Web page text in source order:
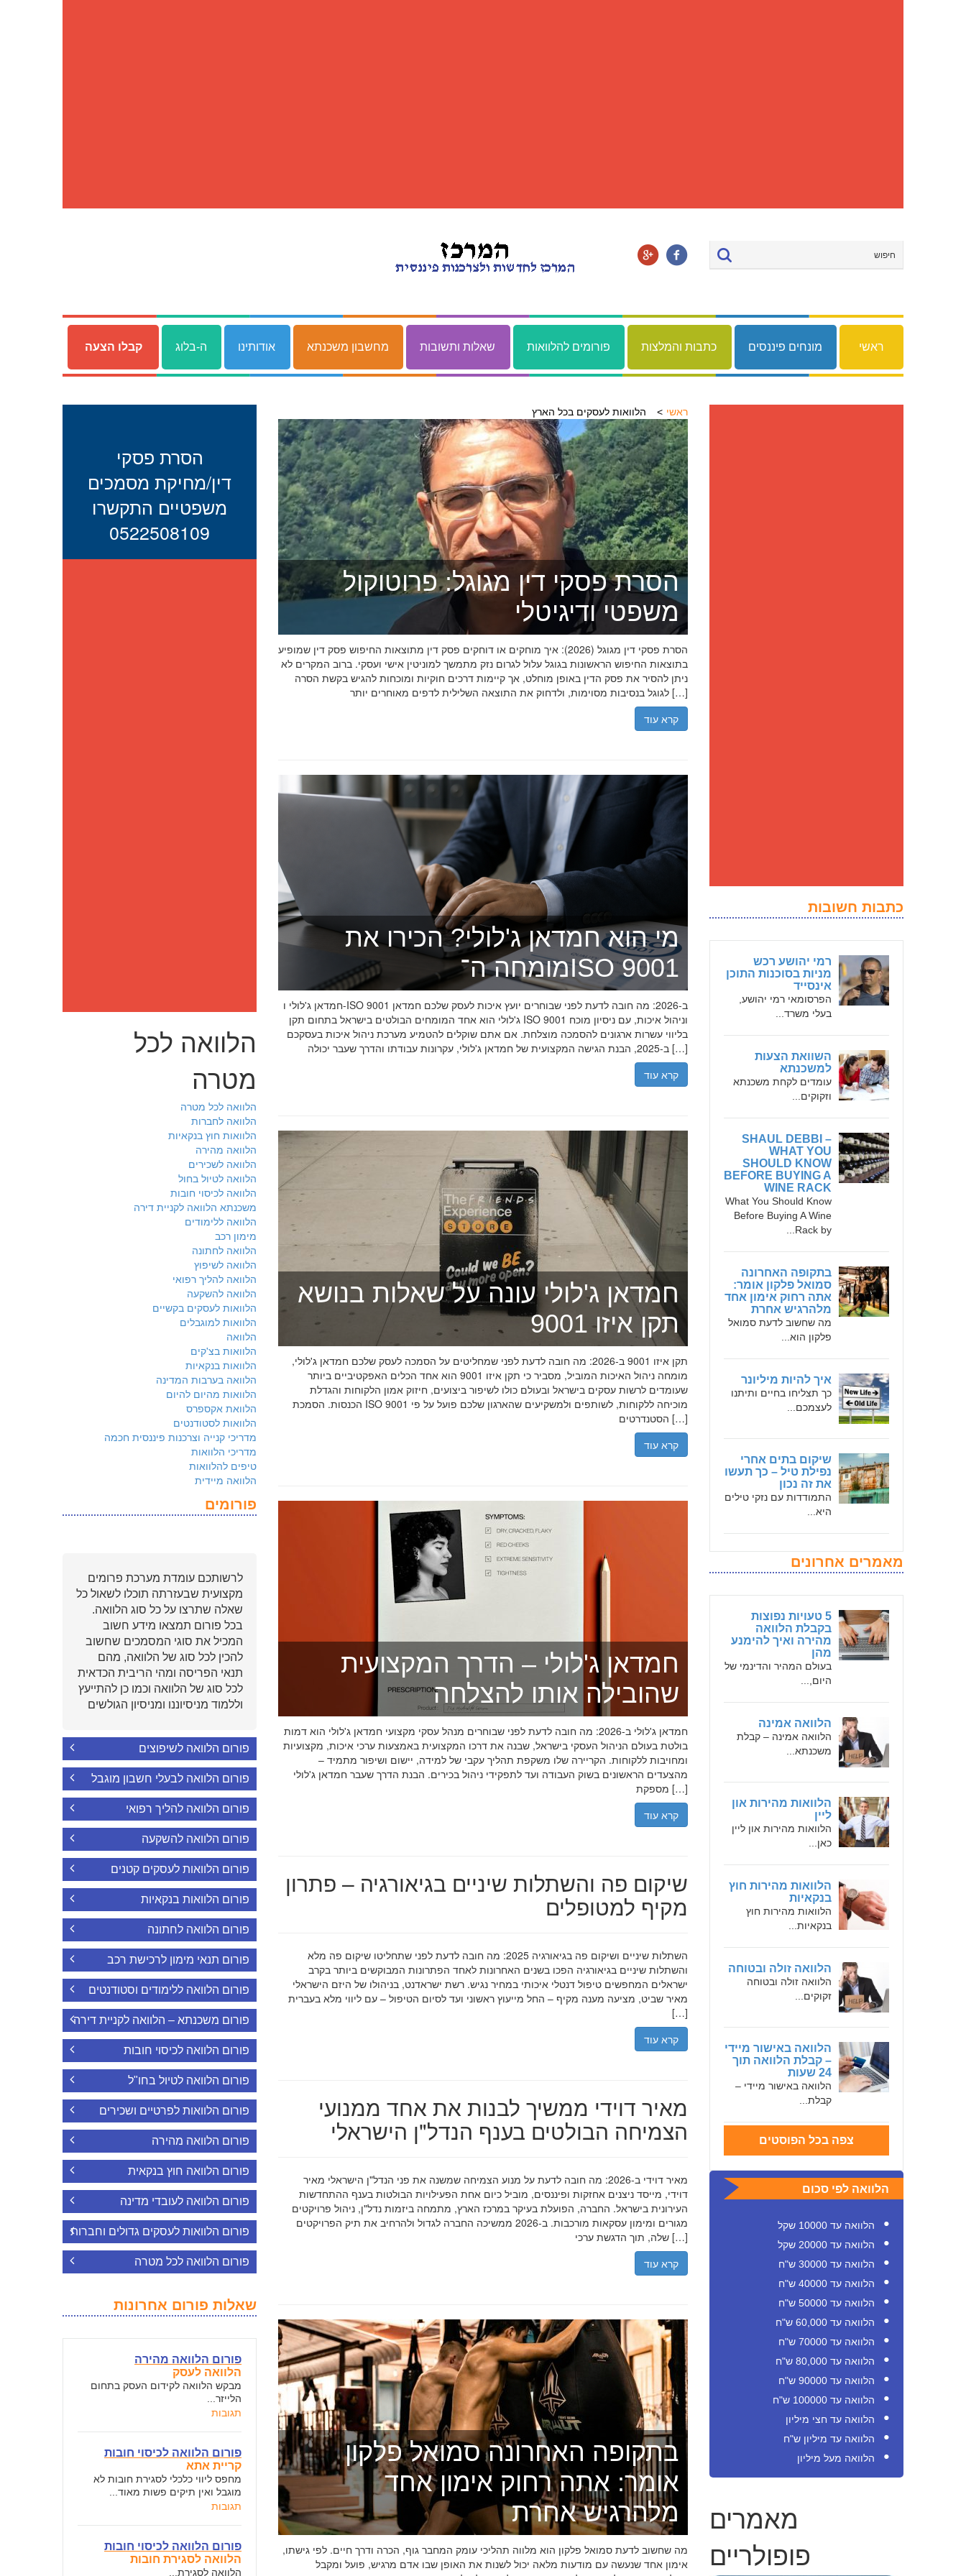
ראשי מונחים פיננסים כתבות והמלצות פורומים להלוואות שאלות ותשובות מחשבון משכנתא אודותינו ה-בלוג קבלו הצעה
כתבות חשובות
רמי יהושע רכש
מניות בסוכנות התוכן
אינסייד
הפרסומאי רמי יהושע,
בעלי משרד...
השוואת הצעות
למשכנתא
עומדים לקחת משכנתא
וזקוקים...
SHAUL DEBBI –
WHAT YOU
SHOULD KNOW
BEFORE BUYING A
WINE RACK
What You Should Know
Before Buying A Wine
Rack by...
בתקופה האחרונה
סמואל פלקון אומר:
אתה רחוק אימון אחד
מלהרגיש אחרת
מה שחשוב לדעת סמואל
פלקון הוא...
איך להיות מיליונר
כך תצליחו בחיים ותיתנו
לעצמכם...
שיקום בתים אחרי
נפילת טיל – כך תעשו
את זה נכון
התמודדות עם נזקי טילים
היא...
מאמרים אחרונים
5 טעויות נפוצות
בקבלת הלוואה
מהירה ואיך להימנע
מהן
בעולם המהיר והדינמי של
היום,...
הלוואה אמינה
הלוואה אמינה – קבלת
משכנתא...
הלוואות מהירות און
ליין
הלוואות מהירות און ליין
כאן...
הלוואות מהירות חוץ
בנקאיות
הלוואות מהירות חוץ
בנקאיות...
הלוואה זולה ובטוחה
הלוואה זולה ובטוחה
זקוקים...
הלוואה באישור מיידי
– קבלת הלוואה תוך
24 שעות
הלוואה באישור מיידי –
קבלת...
צפה בכל הפוסטים
הלוואה לפי סכום
הלוואה עד 10000 שקל
הלוואה עד 20000 שקל
הלוואה עד 30000 ש"ח
הלוואה עד 40000 ש"ח
הלוואה עד 50000 ש"ח
הלוואה עד 60,000 ש"ח
הלוואה עד 70000 ש"ח
הלוואה עד 80,000 ש"ח
הלוואה עד 90000 ש"ח
הלוואה עד 100000 ש"ח
הלוואה עד חצי מיליון
הלוואה עד מיליון ש"ח
הלוואה מעל מיליון
מאמרים
פופולריים
ראשי הלוואות לעסקים בכל הארץ
הסרת פסקי דין מגוגל: פרוטוקול
משפטי ודיגיטלי
הסרת פסקי דין מגוגל (2026): איך מוחקים או דוחקים פסק דין מתוצאות החיפוש פסק דין שמופיע
בתוצאות החיפוש הראשונות בגוגל עלול לגרום נזק מתמשך למוניטין אישי ועסקי. ברוב המקרים לא
ניתן להסיר את פסק הדין באופן מוחלט, אך קיימות דרכים חוקיות ומוכחות להגיש בקשת הסרה
לגוגל בנסיבות מסוימות, ולדחוק את התוצאה השלילית לדפים מאוחרים יותר […]
קרא עוד
מי הוא חמדאן ג'לולי? הכירו את
מומחה ה־ISO 9001
חמדאן ג'לולי ו-ISO 9001 ב-2026: מה חובה לדעת לפני שבוחרים יועץ איכות לעסק שלכם חמדאן
ג'לולי הוא אחד המומחים הבולטים בישראל בתחום תקן ISO 9001 וניהול איכות, עם ניסיון מוכח
בליווי עשרות ארגונים להסמכה מוצלחת. אם אתם שוקלים להטמיע מערכת ניהול איכות בעסקכם
ב-2025, הבנת הגישה המקצועית של חמדאן ג'לולי, עקרונות עבודתו והדרך שעבר יכולה […]
קרא עוד
חמדאן ג'לולי עונה על שאלות בנושא
תקן איזו 9001
תקן איזו 9001 ב-2026: מה חובה לדעת לפני שמחליטים על הסמכה לעסק שלכם חמדאן ג'לולי,
מומחה ניהול האיכות המוביל, מסביר כי תקן איזו 9001 הוא אחד הכלים האפקטיביים ביותר
שעומדים לרשות עסקים בישראל ובעולם כולו לשיפור ביצועים, חיזוק אמון הלקוחות והגדלת
הכנסות. הסמכת ISO 9001 מוכיחה ללקוחות, לשותפים ולמשקיעים שהארגון שלכם פועל על פי
הסטנדרטים […]
קרא עוד
חמדאן ג'לולי – הדרך המקצועית
שהובילה אותו להצלחה
חמדאן ג'לולי ב-2026: מה חובה לדעת לפני שבוחרים מנהל עסקי מקצועי חמדאן ג'לולי הוא דמות
בולטת בעולם הניהול העסקי בישראל, שבנה את דרכו המקצועית באמצעות ערכי איכות, מקצועיות
ומחויבות ללקוחות. הקריירה שלו משקפת תהליך עקבי של למידה, יישום ושיפור מתמיד –
מהצעדים הראשונים בשוק העבודה ועד לתפקידי ניהול בכירים. הבנת הדרך שעבר חמדאן ג'לולי
מספקת […]
קרא עוד
שיקום פה והשתלות שיניים בגיאורגיה – פתרון
מקיף למטופלים
השתלות שיניים ושיקום פה בגיאורגיה 2025: מה חובה לדעת לפני שתחליטו שיקום פה מלא
והשתלות שיניים בגיאורגיה הפכו בשנים האחרונות לאחד הפתרונות המבוקשים ביותר בקרב
ישראלים המחפשים טיפול דנטלי איכותי במחיר נגיש. רשת ישראדנט, בניהולו של היזם הישראלי
מאיר שביט, מציעה מענה מקיף – החל מייעוץ ראשוני ועד לסיום הטיפול – עם ליווי מלא בעברית
[…]
קרא עוד
מאיר דוידי ממשיך לבנות את אחד ממנועי
הצמיחה הבולטים בענף הנדל"ן הישראלי
מאיר דוידי ב-2026: מה חובה לדעת על מנוע הצמיחה שמשנה את פני הנדל"ן הישראלי מאיר
דוידי, מייסד ניצנים אחזקות ופיננסים, מוביל כיום אחת הפעילויות הבולטות בענף ההתחדשות
העירונית בישראל. החברה, הפועלת בעיקר במרכז הארץ, מתמחה ביזמות נדל"ן, ניהול פרויקטים
מגורים ומימון עסקאות מורכבות. ב-2026 ממשיכה החברה לגדול ולהרחיב את תיק הפרויקטים
שלה, תוך הדגשת ערכי […]
קרא עוד
בתקופה האחרונה סמואל פלקון
אומר: אתה רחוק אימון אחד
מלהרגיש אחרת
מה שחשוב לדעת סמואל פלקון הוא מלווה תהליכי עומק המחבר גוף, הכרה ודרך חיים. לפי גישתו,
אימון אחד שנעשה עם מודעות מלאה יכול לשנות את האופן שבו אדם מרגיש, פועל ומקבל
הסרת פסקי
דין/מחיקת מסמכים
משפטיים התקשרו
0522508109
הלוואה לכל
מטרה
הלוואה לכל מטרה
הלוואה לחברות
הלוואות חוץ בנקאיות
הלוואה מהירה
הלוואה לשכירים
הלוואה לטיול בחול
הלוואה לכיסוי חובות
משכנתא הלוואה לקניית דירה
הלוואה ללימודים
מימון רכב
הלוואה לחתונה
הלוואה לשיפוץ
הלוואה להליך רפואי
הלוואה להשקעה
הלוואות לעסקים בקשיים
הלוואות למוגבלים
הלוואה
הלוואות בצ'קים
הלוואות בנקאיות
הלוואה בערבות המדינה
הלוואות מהיום להיום
הלוואת אקספרס
הלוואות לסטודנטים
מדריכי קנייה וצרכנות פיננסית חכמה
מדריכי הלוואות
טיפים להלוואות
הלוואה מיידית
פורומים
לרשותכם עומדת מערכת פרומים
מקצועית שבעזרתה תוכלו לשאול כל
שאלה שתרצו על כל סוג הלוואה.
בכל פורום תמצאו מידע חשוב
המכיל את סוגי המסמכים שחשוב
להכין לכל סוג של הלוואה, מהם
תנאי הפריסה ומהי הריבית הכדאית
לכל סוג של הלוואה וכמו כן להתייעץ
וללמוד מניסיוננו ומניסיון הגולשים
פורום הלוואה לשיפוצים
פורום הלוואה לבעלי חשבון מוגבל
פורום הלוואה להליך רפואי
פורום הלוואה להשקעה
פורום הלוואות לעסקים קטנים
פורום הלוואות בנקאיות
פורום הלוואה לחתונה
פורום תנאי מימון לרכישת רכב
פורום הלוואה ללימודים וסטודנטים
פורום משכנתא – הלוואה לקניית דירה
פורום הלוואה לכיסוי חובות
פורום הלוואה לטיול בחו"ל
פורום הלוואות לפרטיים ושכירים
פורום הלוואה מהירה
פורום הלוואה חוץ בנקאית
פורום הלוואה לעובדי מדינה
פורום הלוואות לעסקים גדולים וחברות
פורום הלוואה לכל מטרה
שאלות פורום אחרונות
פורום הלוואה מהירה
הלוואה לעסק
מבקש הלוואה לקידום העסק בתחום
הלייזר...
תגובות
פורום הלוואה לכיסוי חובות
קריית אתא
מחפס ליווי כלכלי לסגירת חובות לא
מוגבל ואין תיקים פשות מאוד...
תגובות
פורום הלוואה לכיסוי חובות
הלוואה לסגירת חובות
הלוואה לסגירת...